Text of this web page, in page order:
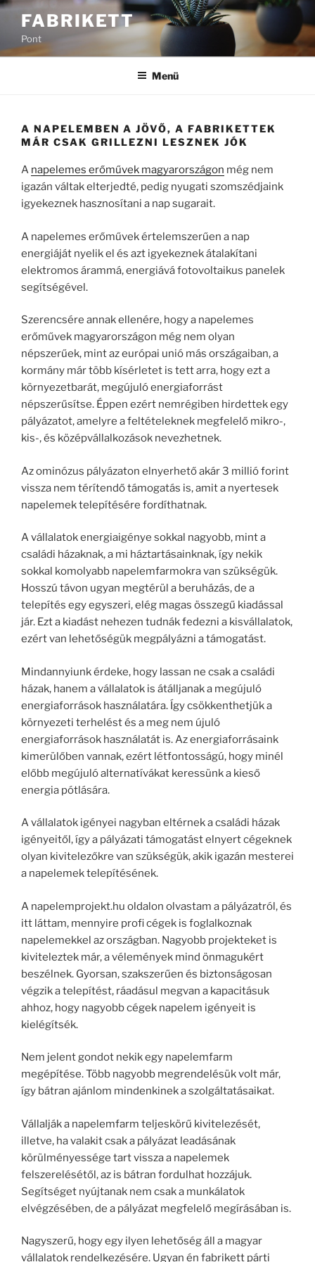
Tartalomhoz
FABRIKETT
Pont
Menü
A NAPELEMBEN A JÖVŐ, A FABRIKETTEK
MÁR CSAK GRILLEZNI LESZNEK JÓK
A napelemes erőművek magyarországon még nem
igazán váltak elterjedté, pedig nyugati szomszédjaink
igyekeznek hasznosítani a nap sugarait.
A napelemes erőművek értelemszerűen a nap
energiáját nyelik el és azt igyekeznek átalakítani
elektromos árammá, energiává fotovoltaikus panelek
segítségével.
Szerencsére annak ellenére, hogy a napelemes
erőművek magyarországon még nem olyan
népszerűek, mint az európai unió más országaiban, a
kormány már több kísérletet is tett arra, hogy ezt a
környezetbarát, megújuló energiaforrást
népszerűsítse. Éppen ezért nemrégiben hirdettek egy
pályázatot, amelyre a feltételeknek megfelelő mikro-,
kis-, és középvállalkozások nevezhetnek.
Az ominózus pályázaton elnyerhető akár 3 millió forint
vissza nem térítendő támogatás is, amit a nyertesek
napelemek telepítésére fordíthatnak.
A vállalatok energiaigénye sokkal nagyobb, mint a
családi házaknak, a mi háztartásainknak, így nekik
sokkal komolyabb napelemfarmokra van szükségük.
Hosszú távon ugyan megtérül a beruházás, de a
telepítés egy egyszeri, elég magas összegű kiadással
jár. Ezt a kiadást nehezen tudnák fedezni a kisvállalatok,
ezért van lehetőségük megpályázni a támogatást.
Mindannyiunk érdeke, hogy lassan ne csak a családi
házak, hanem a vállalatok is átálljanak a megújuló
energiaforrások használatára. Így csökkenthetjük a
környezeti terhelést és a meg nem újuló
energiaforrások használatát is. Az energiaforrásaink
kimerülőben vannak, ezért létfontosságú, hogy minél
előbb megújuló alternatívákat keressünk a kieső
energia pótlására.
A vállalatok igényei nagyban eltérnek a családi házak
igényeitől, így a pályázati támogatást elnyert cégeknek
olyan kivitelezőkre van szükségük, akik igazán mesterei
a napelemek telepítésének.
A napelemprojekt.hu oldalon olvastam a pályázatról, és
itt láttam, mennyire profi cégek is foglalkoznak
napelemekkel az országban. Nagyobb projekteket is
kiviteleztek már, a vélemények mind önmagukért
beszélnek. Gyorsan, szakszerűen és biztonságosan
végzik a telepítést, ráadásul megvan a kapacitásuk
ahhoz, hogy nagyobb cégek napelem igényeit is
kielégítsék.
Nem jelent gondot nekik egy napelemfarm
megépítése. Több nagyobb megrendelésük volt már,
így bátran ajánlom mindenkinek a szolgáltatásaikat.
Vállalják a napelemfarm teljeskörű kivitelezését,
illetve, ha valakit csak a pályázat leadásának
körülményessége tart vissza a napelemek
felszerelésétől, az is bátran fordulhat hozzájuk.
Segítséget nyújtanak nem csak a munkálatok
elvégzésében, de a pályázat megfelelő megírásában is.
Nagyszerű, hogy egy ilyen lehetőség áll a magyar
vállalatok rendelkezésére. Ugyan én fabrikett párti